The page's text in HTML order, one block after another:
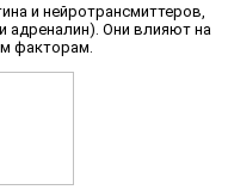
и нейротрансмиттеров,
адреналин). Они влияют на
факторам.